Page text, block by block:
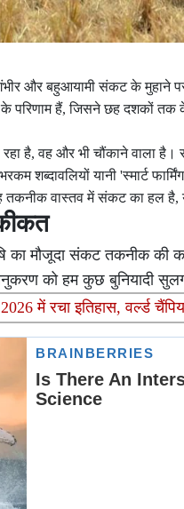
और बहुआयामी संकट के मुहाने
हैं, जिसने छह दशकों तक
है, वह और भी चौंकाने वाला है।
शब्दावलियों यानी 'स्मार्ट
वास्तव में संकट का हल है, या
का मौजूदा संकट तकनीक की
को हम कुछ बुनियादी
में रचा इतिहास, वर्ल्ड